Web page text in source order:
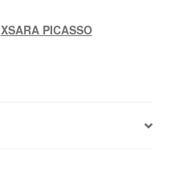
XSARA PICASSO